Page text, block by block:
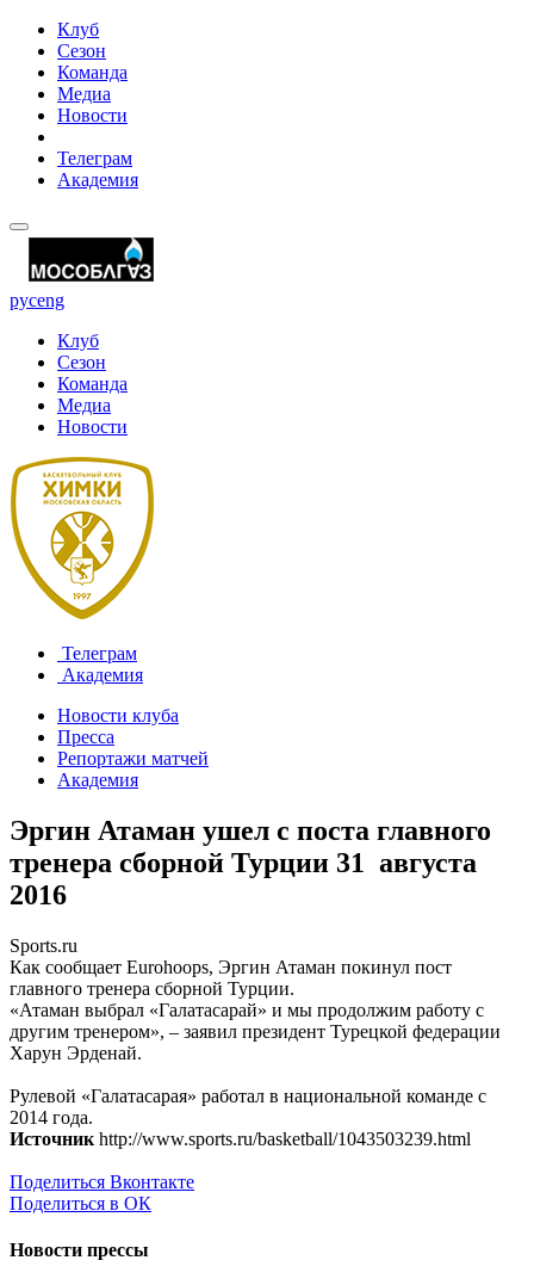
Клуб
Сезон
Команда
Медиа
Новости
Телеграм
Академия
русeng
Клуб
Сезон
Команда
Медиа
Новости
Телеграм
Академия
Новости клуба
Пресса
Репортажи матчей
Академия
Эргин Атаман ушел с поста главного
тренера сборной Турции 31 августа
2016
Sports.ru
Как сообщает Eurohoops, Эргин Атаман покинул пост
главного тренера сборной Турции.
«Атаман выбрал «Галатасарай» и мы продолжим работу с
другим тренером», – заявил президент Турецкой федерации
Харун Эрденай.
Рулевой «Галатасарая» работал в национальной команде с
2014 года.
Источник http://www.sports.ru/basketball/1043503239.html
Поделиться Вконтакте
Поделиться в ОК
Новости прессы